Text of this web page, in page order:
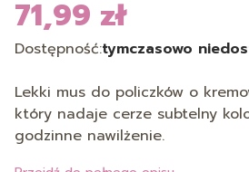
Cena
71,99 zł
Dostępność:tymczasowo
Lekki mus do policzków o
który nadaje cerze subtelny
godzinne nawilżenie.